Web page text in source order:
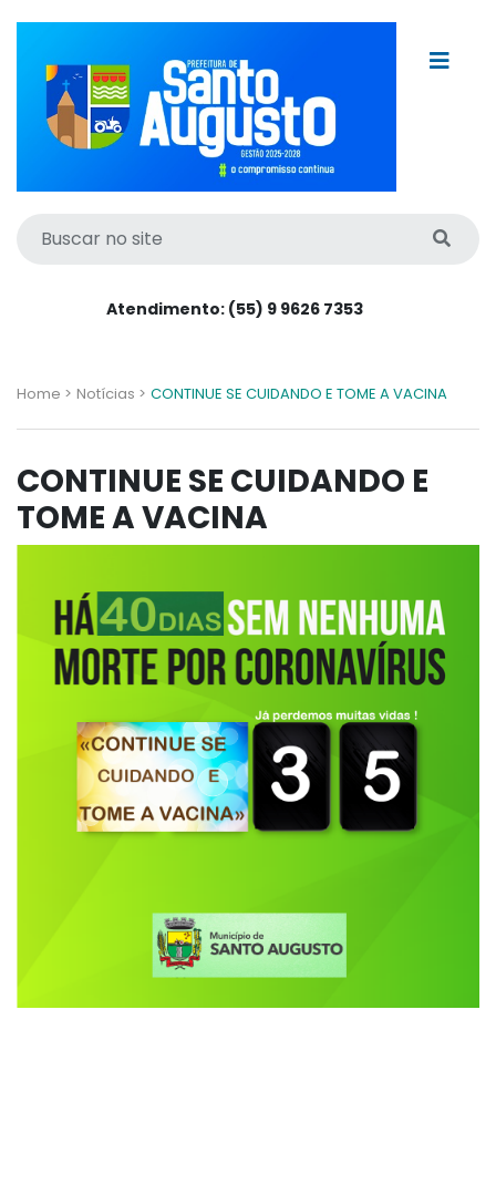
Atendimento: (55) 9 9626 7353
Home > Notícias > CONTINUE SE CUIDANDO E TOME A VACINA
CONTINUE SE CUIDANDO E
TOME A VACINA